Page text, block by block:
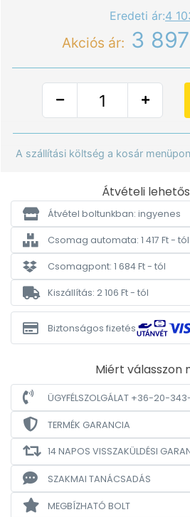
Eredeti ár:4
Akciós ár: 3
A szállítási költség a kosár
Átvételi
Átvétel boltunkban: ingyenes
Csomag automata: 1 417 Ft - tól
Csomagpont: 1 684 Ft - tól
Kiszállítás: 2 106 Ft - tól
Biztonságos fizetés
Miért válasszon
ÜGYFÉLSZOLGÁLAT +36-20-
TERMÉK GARANCIA
14 NAPOS VISSZAKÜLDÉSI
SZAKMAI TANÁCSADÁS
MEGBÍZHATÓ BOLT